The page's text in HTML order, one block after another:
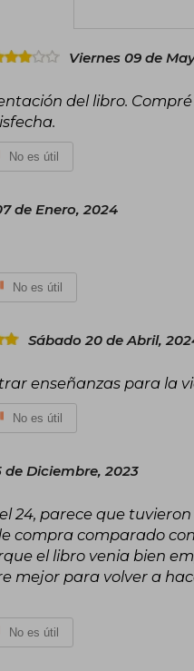
Viernes 09 de
del libro.
No es útil
de Enero, 2024
No es útil
Sábado 20 de Abril,
enseñanzas para la
No es útil
de Diciembre, 2023
24, parece que
compra comparado
el libro venia bien
mejor para volver a
No es útil